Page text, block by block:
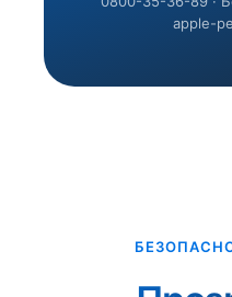
apple-